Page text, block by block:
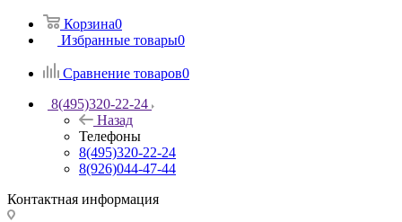
Корзина0
Избранные товары0
Сравнение товаров0
8(495)320-22-24
Назад
Телефоны
8(495)320-22-24
8(926)044-47-44
Контактная информация